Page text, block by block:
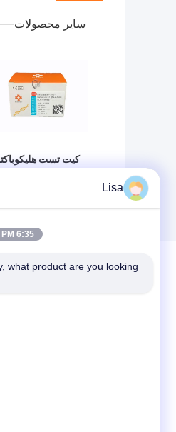
سایر محصولات
کیت تست
Lisa
6:35 PM
what product are you looking